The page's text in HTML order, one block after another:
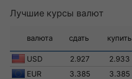
Лучшие курсы валют
валюта сдать купить
USD 2.927 2.933
EUR
3.385 3.385